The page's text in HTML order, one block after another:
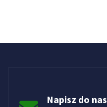
Napisz do nas